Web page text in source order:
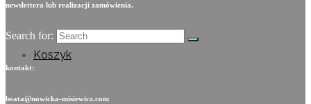
Koszyk
newslettera lub realizacji zamówienia.
Search for:
kontakt:
beata@nowicka-misiewicz.com